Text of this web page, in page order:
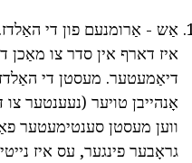
אַש - אַרומנעם פון די
איז דארף אין סדר צו מאַכן
דיאַמעטער. מעסטן די האַלדז
אָנהייבן טויער (נעענטער
ווען מעסטן סענטימעטער
גראָבער פינגער, עס איז